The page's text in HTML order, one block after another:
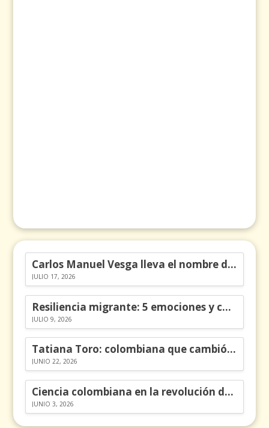
Carlos Manuel Vesga lleva el nombre de Colombia a los Emmy
JULIO 17, 2026
Resiliencia migrante: 5 emociones y cómo gestionarlas
JULIO 9, 2026
Tatiana Toro: colombiana que cambió la historia de las matemáticas
JUNIO 22, 2026
Ciencia colombiana en la revolución de los órganos en chips
JUNIO 3, 2026